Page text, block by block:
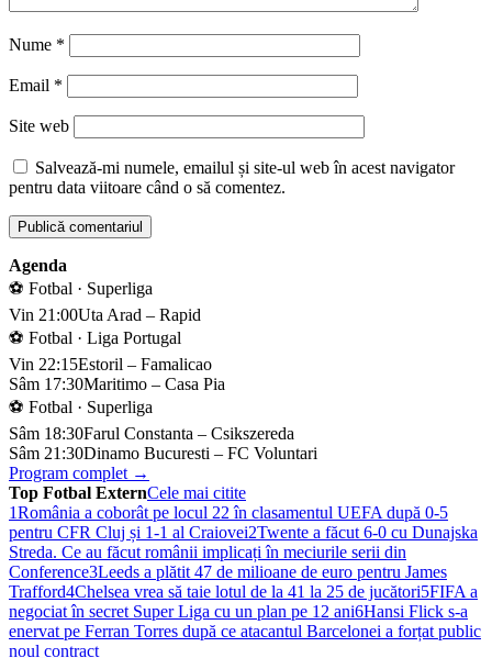
Nume *
Email *
Site web
Salvează-mi numele, emailul și site-ul web în acest navigator
pentru data viitoare când o să comentez.
Agenda
⚽ Fotbal · Superliga
Vin 21:00Uta Arad – Rapid
⚽ Fotbal · Liga Portugal
Vin 22:15Estoril – Famalicao
Sâm 17:30Maritimo – Casa Pia
⚽ Fotbal · Superliga
Sâm 18:30Farul Constanta – Csikszereda
Sâm 21:30Dinamo Bucuresti – FC Voluntari
Program complet →
Top Fotbal ExternCele mai citite
1România a coborât pe locul 22 în clasamentul UEFA după 0-5
pentru CFR Cluj și 1-1 al Craiovei2Twente a făcut 6-0 cu Dunajska
Streda. Ce au făcut românii implicați în meciurile serii din
Conference3Leeds a plătit 47 de milioane de euro pentru James
Trafford4Chelsea vrea să taie lotul de la 41 la 25 de jucători5FIFA a
negociat în secret Super Liga cu un plan pe 12 ani6Hansi Flick s-a
enervat pe Ferran Torres după ce atacantul Barcelonei a forțat public
noul contract